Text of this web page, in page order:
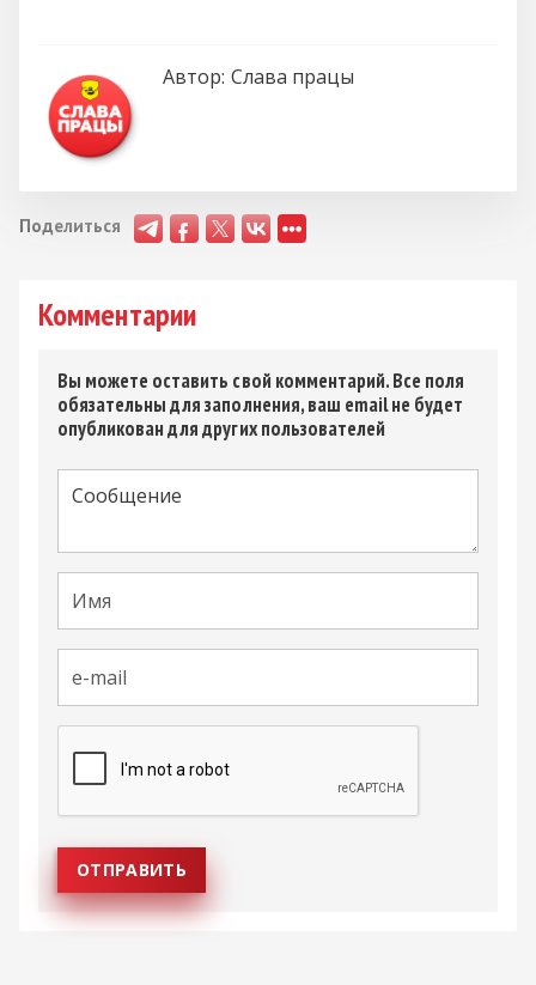
Автор: Слава працы
Поделиться
Комментарии
Вы можете оставить свой комментарий. Все поля
обязательны для заполнения, ваш email не будет
опубликован для других пользователей